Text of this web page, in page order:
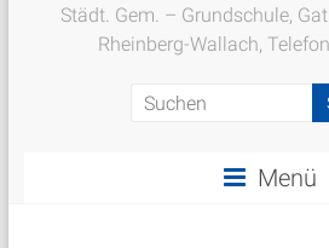
Städt. Gem. – Grundschule,
Rheinberg-Wallach,
Menü